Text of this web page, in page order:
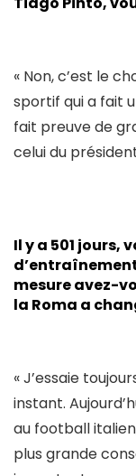
« Non, c’est le
sportif qui a fait
fait preuve de
celui du
Il y a 501 jours,
mesure avez-
la Roma a
« J’essaie
instant.
au football
plus grande